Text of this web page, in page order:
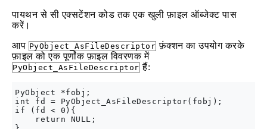
पायथन से सी एक्सटेंशन कोड तक एक खुली फ़ाइल ऑब्जेक्ट पास
करें।
आप PyObject_AsFileDescriptor फ़ंक्शन का उपयोग करके
फ़ाइल को एक पूर्णांक फ़ाइल विवरणक में
PyObject_AsFileDescriptor हैं:
PyObject *fobj;
int fd = PyObject_AsFileDescriptor(fobj);
if (fd < 0){
    return NULL;